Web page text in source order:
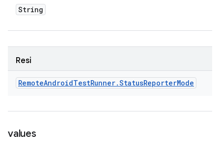
String
Resi
RemoteAndroidTestRunner.StatusReporterMode
values